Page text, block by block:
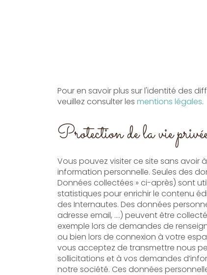
Pour en savoir plus sur l'identité des
veuillez consulter les mentions légales.
Protection de la vie
Vous pouvez visiter ce site sans avoir
information personnelle. Seules des
Données collectées » ci-après) sont
statistiques pour enrichir le contenu éditorial et l’adapter aux besoins
des Internautes. Des données
adresse email, ….) peuvent être
exemple lors de demandes de
ou bien lors de connexion à votre espace client. Les informations que
vous acceptez de transmettre nous
sollicitations et à vos demandes
notre société. Ces données personnelles ne seront conservées que